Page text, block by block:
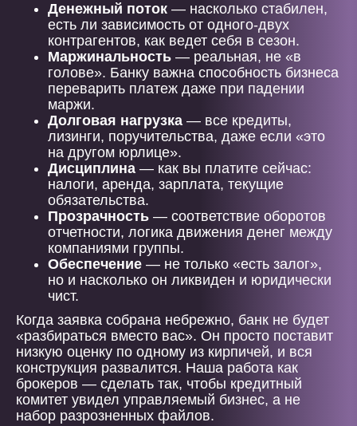
Денежный поток — насколько стабилен,
есть ли зависимость от одного-двух
контрагентов, как ведет себя в сезон.
Маржинальность — реальная, не «в
голове». Банку важна способность бизнеса
переварить платеж даже при падении
маржи.
Долговая нагрузка — все кредиты,
лизинги, поручительства, даже если «это
на другом юрлице».
Дисциплина — как вы платите сейчас:
налоги, аренда, зарплата, текущие
обязательства.
Прозрачность — соответствие оборотов
отчетности, логика движения денег между
компаниями группы.
Обеспечение — не только «есть залог»,
но и насколько он ликвиден и юридически
чист.
Когда заявка собрана небрежно, банк не будет
«разбираться вместо вас». Он просто поставит
низкую оценку по одному из кирпичей, и вся
конструкция развалится. Наша работа как
брокеров — сделать так, чтобы кредитный
комитет увидел управляемый бизнес, а не
набор разрозненных файлов.